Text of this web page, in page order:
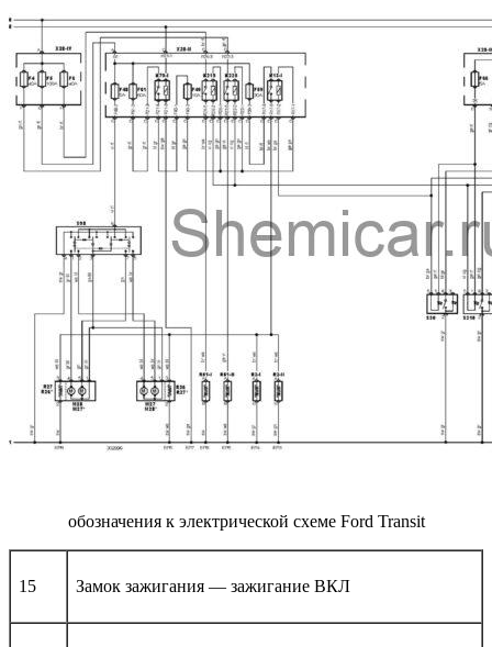
обозначения к электрической схеме Ford Transit
15 Замок зажигания — зажигание ВКЛ